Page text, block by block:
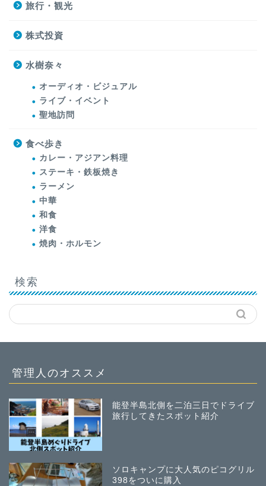
旅行・観光
株式投資
水樹奈々
オーディオ・ビジュアル
ライブ・イベント
聖地訪問
食べ歩き
カレー・アジアン料理
ステーキ・鉄板焼き
ラーメン
中華
和食
洋食
焼肉・ホルモン
検索
管理人のオススメ
能登半島北側を二泊三日でドライブ
旅行してきたスポット紹介
ソロキャンプに大人気のピコグリル
398をついに購入